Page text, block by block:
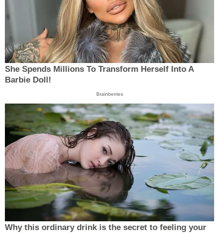
She Spends Millions To Transform Herself Into A
Barbie Doll!
Brainberries
Why this ordinary drink is the secret to feeling your